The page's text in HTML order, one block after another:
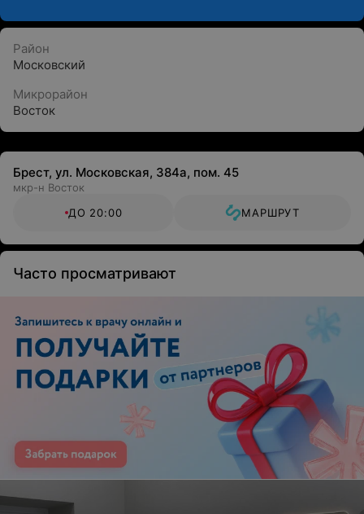
Район
Московский
Микрорайон
Восток
Брест, ул. Московская, 384а, пом. 45
мкр-н Восток
ДО 20:00
МАРШРУТ
Часто просматривают